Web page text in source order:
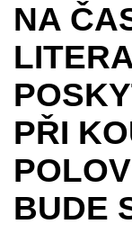
NA
PŘI
BUDE